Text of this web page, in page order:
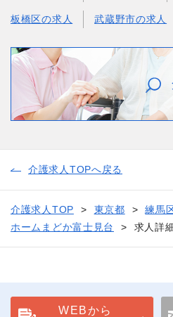
板橋区の求人 武蔵野市の求人
介護求人TOPへ戻る
介護求人TOP 東京都 練馬
ホームまどか富士見台
求人詳
WEBから